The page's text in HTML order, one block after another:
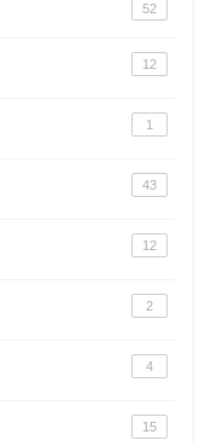
52
12
1
43
12
2
4
15